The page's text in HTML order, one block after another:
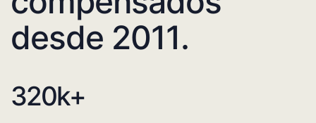
desde 2011.
320k+